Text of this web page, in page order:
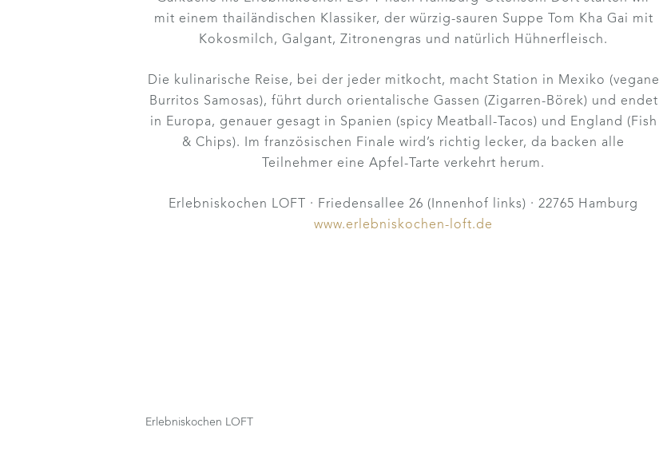
mit einem thailändischen Klassiker, der würzig-sauren Suppe Tom Kha Gai mit
Kokosmilch, Galgant, Zitronengras und natürlich Hühnerfleisch.
Die kulinarische Reise, bei der jeder mitkocht, macht Station in Mexiko (vegane
Burritos Samosas), führt durch orientalische Gassen (Zigarren-Börek) und endet
in Europa, genauer gesagt in Spanien (spicy Meatball-Tacos) und England (Fish
& Chips). Im französischen Finale wird’s richtig lecker, da backen alle
Teilnehmer eine Apfel-Tarte verkehrt herum.
Erlebniskochen LOFT · Friedensallee 26 (Innenhof links) · 22765 Hamburg
www.erlebniskochen-loft.de
Erlebniskochen LOFT